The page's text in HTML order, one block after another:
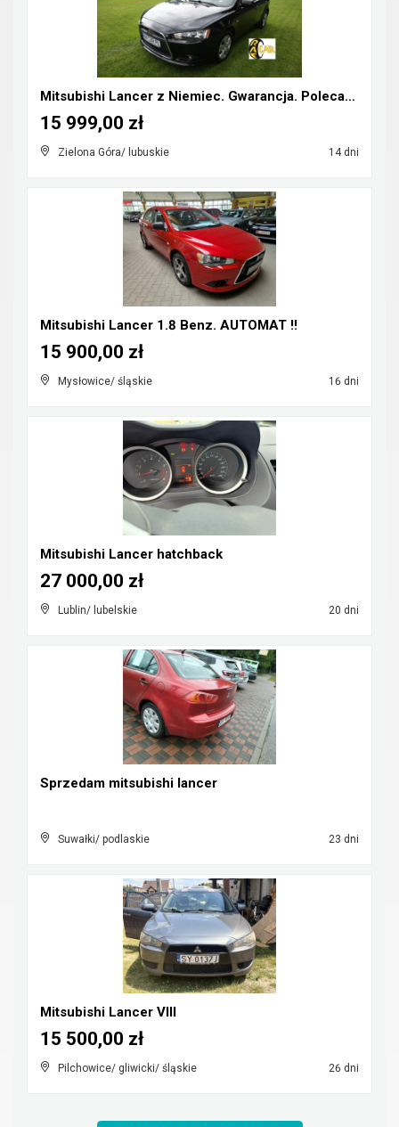
Mitsubishi Lancer z Niemiec. Gwarancja. Polecam !!...
Zielona Góra/ lubuskie 14 dni
15 999,00 zł
Mitsubishi Lancer 1.8 Benz. AUTOMAT !!
Mysłowice/ śląskie 16 dni
15 900,00 zł
Mitsubishi Lancer hatchback
Lublin/ lubelskie 20 dni
27 000,00 zł
Sprzedam mitsubishi lancer
Suwałki/ podlaskie 23 dni
Mitsubishi Lancer VIII
Pilchowice/ gliwicki/ śląskie 26 dni
15 500,00 zł